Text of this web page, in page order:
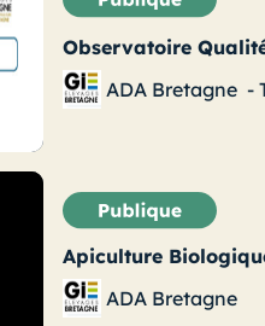
Observatoire
ADA Bretagne -
Apiculture
ADA Bretagne